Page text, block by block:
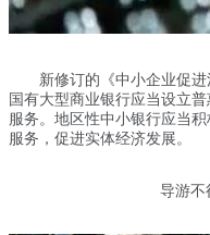
新修订的《中小企业促进
国有大型商业银行应当设立
服务。地区性中小银行应当
服务，促进实体经济发展。
导游不